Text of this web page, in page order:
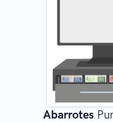
Abarrotes